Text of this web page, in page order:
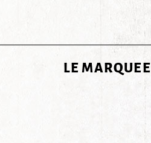
LE MARQUEE